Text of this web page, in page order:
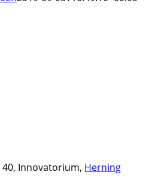
Innovatorium, Herning